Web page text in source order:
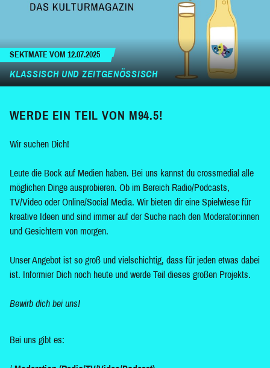
SEKTMATE VOM 12.07.2025
KLASSISCH UND ZEITGENÖSSISCH
WERDE EIN TEIL VON M94.5!
Wir suchen Dich!
Leute die Bock auf Medien haben. Bei uns kannst du crossmedial alle
möglichen Dinge ausprobieren. Ob im Bereich Radio/Podcasts,
TV/Video oder Online/Social Media. Wir bieten dir eine Spielwiese für
kreative Ideen und sind immer auf der Suche nach den Moderator:innen
und Gesichtern von morgen.
Unser Angebot ist so groß und vielschichtig, dass für jeden etwas dabei
ist. Informier Dich noch heute und werde Teil dieses großen Projekts.
Bewirb dich bei uns!
Bei uns gibt es: